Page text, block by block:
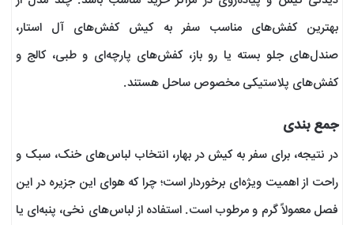
بهترین کفش‌های مناسب سفر به کیش کفش‌های آل استار،
صندل‌های جلو بسته یا رو باز، کفش‌های پارچه‌ای و طبی، کالج و
کفش‌های پلاستیکی مخصوص ساحل هستند.
جمع بندی
در نتیجه، برای سفر به کیش در بهار، انتخاب لباس‌های خنک، سبک و
راحت از اهمیت ویژه‌ای برخوردار است؛ چرا که هوای این جزیره در این
فصل معمولاً گرم و مرطوب است. استفاده از لباس‌های نخی، پنبه‌ای یا